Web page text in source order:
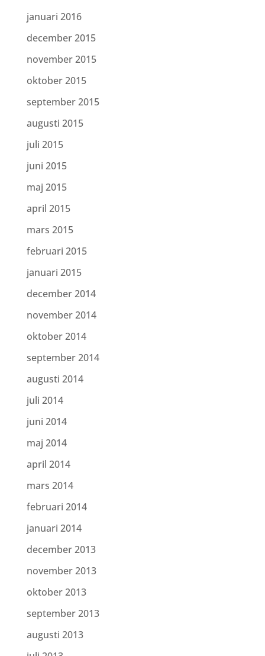
januari 2016
december 2015
november 2015
oktober 2015
september 2015
augusti 2015
juli 2015
juni 2015
maj 2015
april 2015
mars 2015
februari 2015
januari 2015
december 2014
november 2014
oktober 2014
september 2014
augusti 2014
juli 2014
juni 2014
maj 2014
april 2014
mars 2014
februari 2014
januari 2014
december 2013
november 2013
oktober 2013
september 2013
augusti 2013